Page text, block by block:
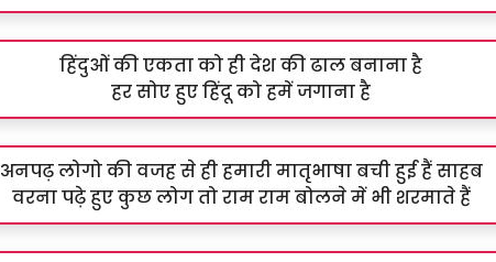
हिंदुओं की एकता को ही देश की ढाल बनाना है
हर सोए हुए हिंदू को हमें जगाना है
अनपढ़ लोगो की वजह से ही हमारी मातृभाषा बची हुई हैं साहब
वरना पढ़े हुए कुछ लोग तो राम राम बोलने में भी शरमाते हैं